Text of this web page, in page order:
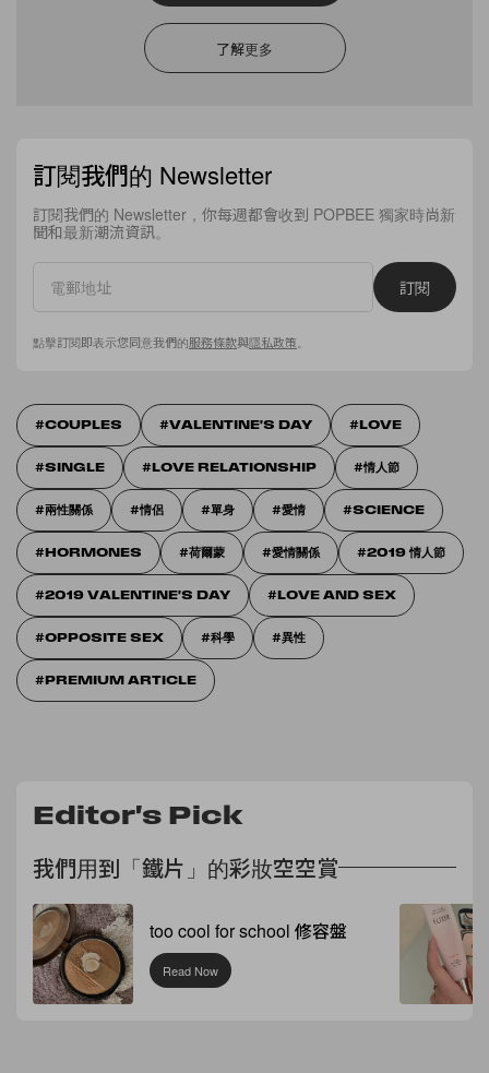
Image from《Romeo & Juliet 》
發現，當人在一起進行某一些能夠產生激動情緒的活動
時，人與人之間會比較容易產生感情。這些能帶動情緒
的活動就包括了探險、運動、或是一些不如預設結果的
危險活動等，因為當進行這些活動時，大腦會釋放出多
巴胺，而當多巴胺濃度上升到一定程度，腦內的血清素
就會減少，讓人有戀愛或著迷的感覺。這就解釋了為什
吧！假若你有了心儀對象的話，不妨也相約他進行一場
探險，說不定也能
了解更多
訂閱我們的 Newsletter
訂閱我們的 Newsletter，你每週都會收到 POPBEE 獨家時尚新
聞和最新潮流資訊。
訂閱
點擊訂閱即表示您同意我們的服務條款與隱私政策
COUPLES VALENTINE'S DAY LOVE
SINGLE LOVE RELATIONSHIP 情人節
兩性關係 情侶 單身 愛情 SCIENCE
HORMONES 荷爾蒙 愛情關係 2019 情人節
2019 VALENTINE'S DAY LOVE AND SEX
OPPOSITE SEX 科學 異性
PREMIUM ARTICLE
Editor's Pick
我們用到「鐵片」的彩妝空空賞
too cool for school 修容盤
Read Now